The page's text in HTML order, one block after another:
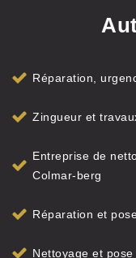
Réparation,
Zingueur et
Entreprise de
Colmar-berg
Réparation et
Nettoyage et